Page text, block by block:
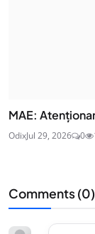
MAE:
OdixJul 29, 2026 0
Comments (0)